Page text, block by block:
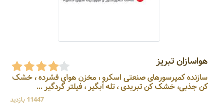
هواسازان تبریز
سازنده کمپرسورهای صنعتی اسکرو ، مخزن هوای فشرده ، خشک
کن جذبی، خشک کن تبریدی ، تله آبگیر ، فیلتر گردگیر ...
11447 بازدید